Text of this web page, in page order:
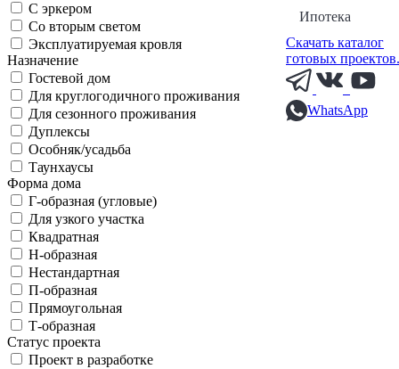
Ипотека
Скачать каталог
готовых
WhatsApp
С эркером
Со вторым светом
Эксплуатируемая кровля
Назначение
Гостевой дом
Для круглогодичного проживания
Для сезонного проживания
Дуплексы
Особняк/усадьба
Таунхаусы
Форма дома
Г-образная (угловые)
Для узкого участка
Квадратная
Н-образная
Нестандартная
П-образная
Прямоугольная
Т-образная
Статус проекта
Проект в разработке